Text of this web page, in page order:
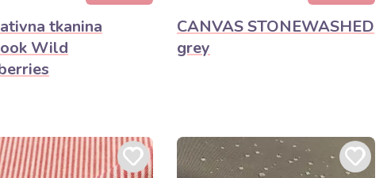
tkanina
Wild
CANVAS STONEWASHED
grey